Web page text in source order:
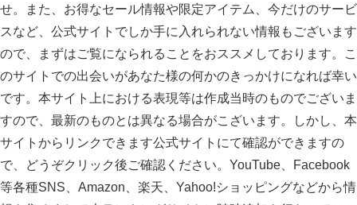
せ。また、お得なセール情報や限定アイテム、今だけのサービ
スなど、公式サイトでしか手に入れられない情報もございます
ので、まずはご覧になられることをおススメしております。こ
のサイトでの出会いがあなた様の何かのきっかけになれば幸い
です。本サイト上における表現等は作成当時のものでございま
すので、最新のものとは異なる場合がこざいます。しかし、本
サイトからリンクできます公式サイトにて確認ができますの
で、どうぞクリック後ご確認ください。YouTube、Facebook
等各種SNS、Amazon、楽天、Yahoo!ショッピングなどから情